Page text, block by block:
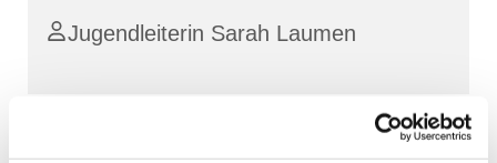
Jugendleiterin Sarah Laumen